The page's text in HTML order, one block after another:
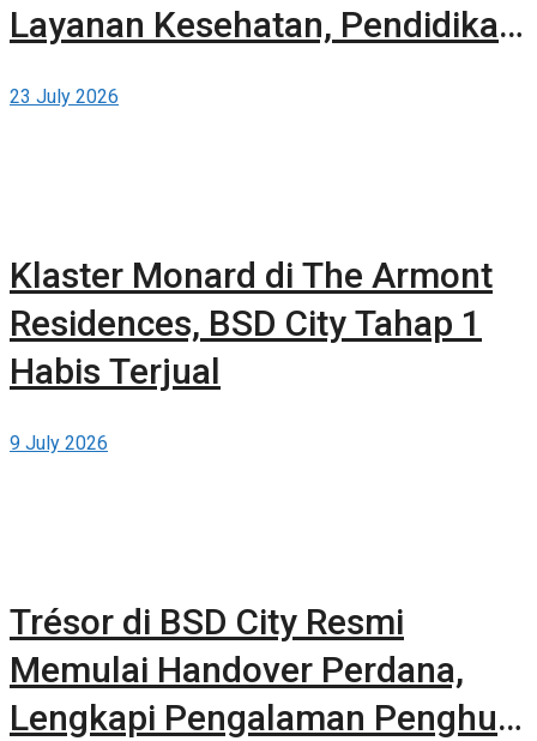
Layanan Kesehatan, Pendidikan,
BSD City
23 July 2026
Klaster Monard di The Armont
Residences, BSD City Tahap 1
Habis Terjual
9 July 2026
Trésor di BSD City Resmi
Memulai Handover Perdana,
Lengkapi Pengalaman Penghuni